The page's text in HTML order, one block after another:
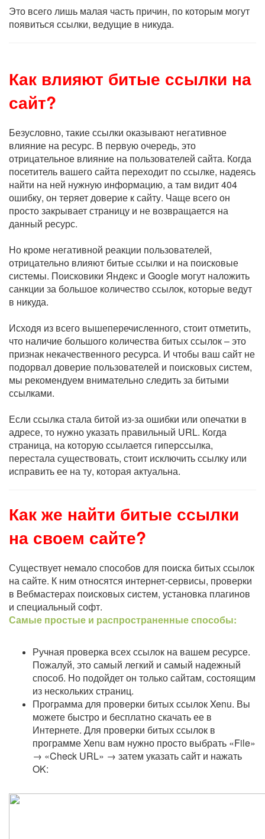
Это всего лишь малая часть причин, по которым могут
появиться ссылки, ведущие в никуда.
Как влияют битые ссылки на
сайт?
Безусловно, такие ссылки оказывают негативное
влияние на ресурс. В первую очередь, это
отрицательное влияние на пользователей сайта. Когда
посетитель вашего сайта переходит по ссылке, надеясь
найти на ней нужную информацию, а там видит 404
ошибку, он теряет доверие к сайту. Чаще всего он
просто закрывает страницу и не возвращается на
данный ресурс.
Но кроме негативной реакции пользователей,
отрицательно влияют битые ссылки и на поисковые
системы. Поисковики Яндекс и Google могут наложить
санкции за большое количество ссылок, которые ведут
в никуда.
Исходя из всего вышеперечисленного, стоит отметить,
что наличие большого количества битых ссылок – это
признак некачественного ресурса. И чтобы ваш сайт не
подорвал доверие пользователей и поисковых систем,
мы рекомендуем внимательно следить за битыми
ссылками.
Если ссылка стала битой из-за ошибки или опечатки в
адресе, то нужно указать правильный URL. Когда
страница, на которую ссылается гиперссылка,
перестала существовать, стоит исключить ссылку или
исправить ее на ту, которая актуальна.
Как же найти битые ссылки
на своем сайте?
Существует немало способов для поиска битых ссылок
на сайте. К ним относятся интернет-сервисы, проверки
в Вебмастерах поисковых систем, установка плагинов
и специальный софт.
Самые простые и распространенные способы:
Ручная проверка всех ссылок на вашем ресурсе.
Пожалуй, это самый легкий и самый надежный
способ. Но подойдет он только сайтам, состоящим
из нескольких страниц.
Программа для проверки битых ссылок Xenu. Вы
можете быстро и бесплатно скачать ее в
Интернете. Для проверки битых ссылок в
программе Xenu вам нужно просто выбрать «File»
→ «Check URL» → затем указать сайт и нажать
OK: